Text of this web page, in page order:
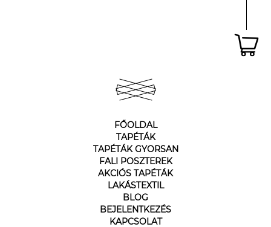
FŐOLDAL
TAPÉTÁK
TAPÉTÁK GYORSAN
FALI POSZTEREK
AKCIÓS TAPÉTÁK
LAKÁSTEXTIL
BLOG
BEJELENTKEZÉS
KAPCSOLAT